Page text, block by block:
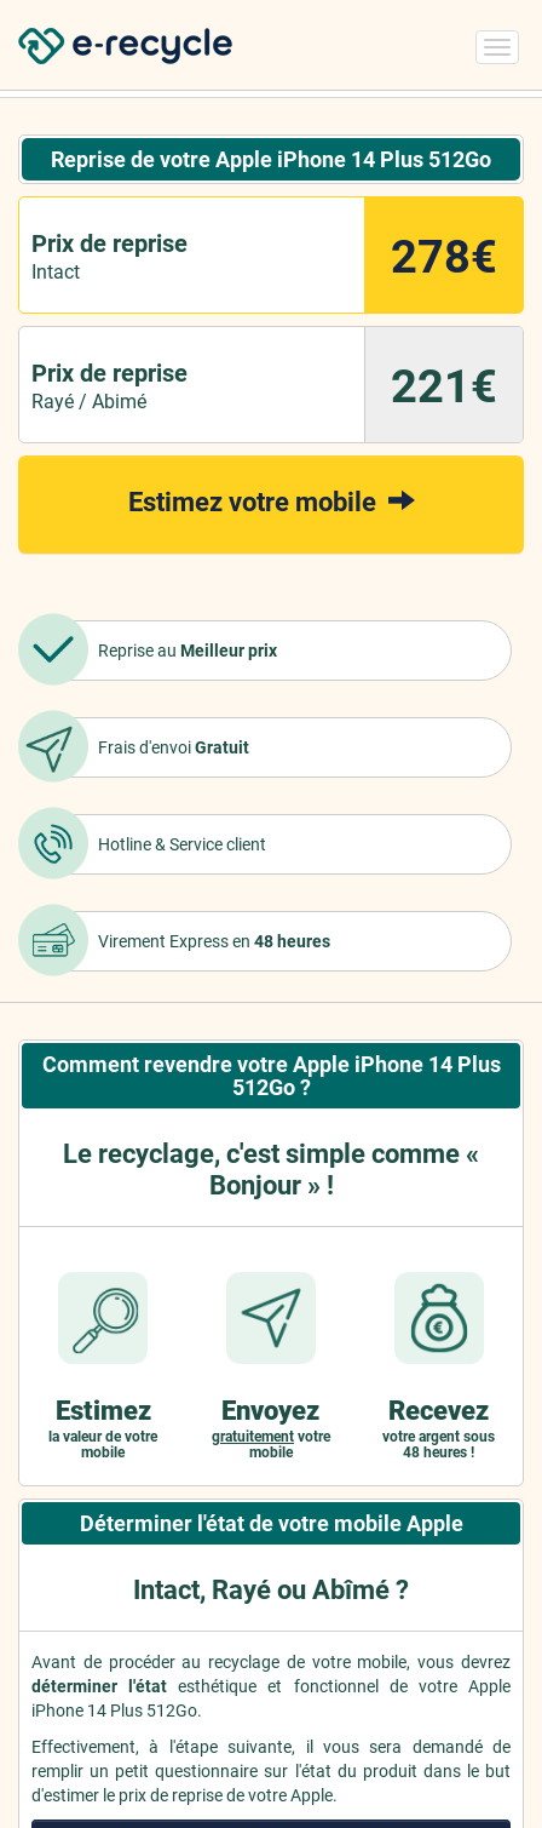
Reprise de votre Apple iPhone 14 Plus 512Go
Prix de reprise
Intact 278€
Prix de reprise
Rayé / Abimé 221€
Estimez votre mobile
Reprise au Meilleur prix
Frais d'envoiGratuit
Hotline & Service client
Virement Expressen 48 heures
Comment revendre votre Apple iPhone 14 Plus
512Go ?
Le recyclage, c'est simple comme «
Bonjour » !
Estimez
la valeur de votre
mobile
Envoyez
gratuitementvotre
mobile
Recevez
votre argent sous
48 heures !
Déterminer l'état de votre mobile Apple
Intact, Rayé ou Abîmé ?
Avant de procéder au recyclage de votre mobile, vous devrez
déterminer l'état esthétique et fonctionnel de votre Apple
iPhone 14 Plus 512Go.
Effectivement, à l'étape suivante, il vous sera demandé de
remplir un petit questionnaire sur l'état du produit dans le but
d'estimer le prix de reprise de votre Apple.